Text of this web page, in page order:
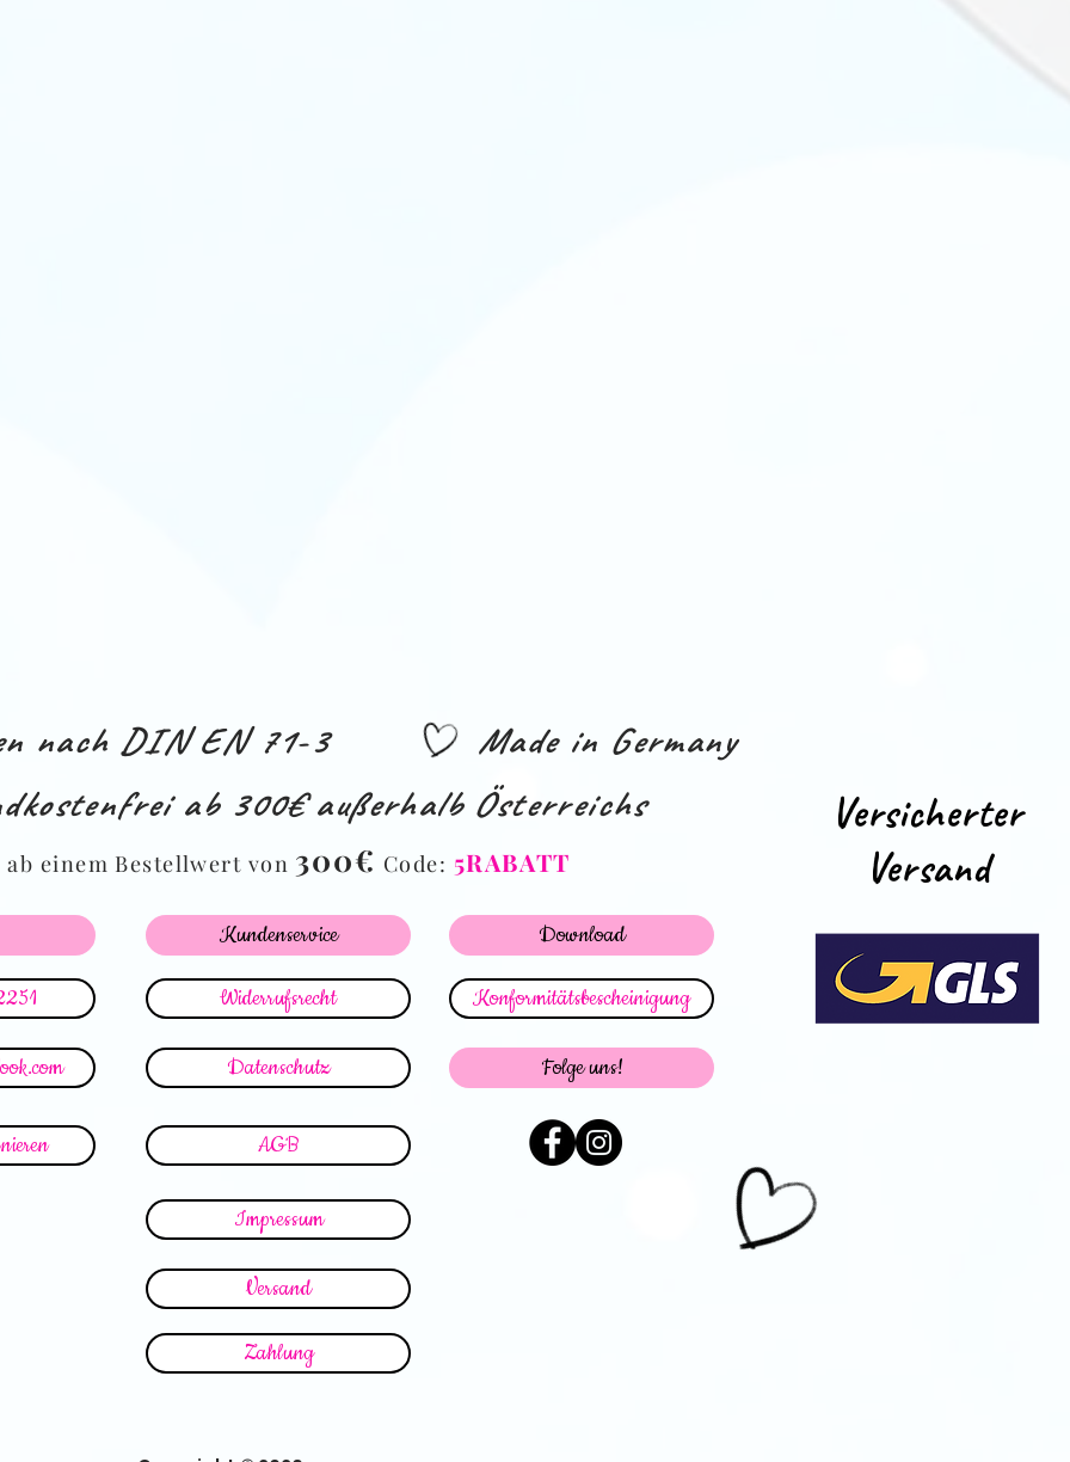
nach DIN EN 71-3
Made in Germany
ab 300€ außerhalb Österreichs
ab einem Bestellwert von 300€ Code: 5RABATT
Kundenservice
Widerrufsrecht
Datenschutz
Download
Konformitätsbescheinigung
Folge uns!
Versicherter
Versand
AGB
Impressum
Versand
Zahlung